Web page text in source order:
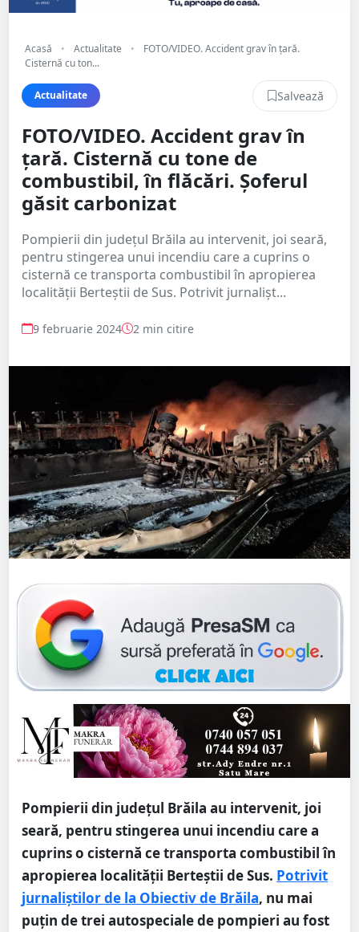
Acasă • Actualitate •
FOTO/VIDEO. Accident grav în țară.
Cisternă cu ton...
Actualitate Salvează
FOTO/VIDEO. Accident grav în
țară. Cisternă cu tone de
combustibil, în flăcări. Șoferul
găsit carbonizat
Pompierii din județul Brăila au intervenit, joi seară,
pentru stingerea unui incendiu care a cuprins o
cisternă ce transporta combustibil în apropierea
localității Berteștii de Sus. Potrivit jurnalișt...
9 februarie 2024 2 min citire
Pompierii din județul Brăila au intervenit, joi
seară, pentru stingerea unui incendiu care a
cuprins o cisternă ce transporta combustibil în
apropierea localității Berteștii de Sus. Potrivit
jurnaliștilor de la Obiectiv de Brăila, nu mai
puțin de trei autospeciale de pompieri au fost